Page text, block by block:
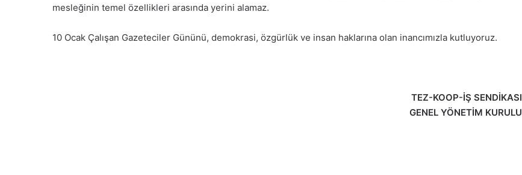
mesleğinin temel özellikleri arasında yerini alamaz.
10 Ocak Çalışan Gazeteciler Gününü, demokrasi, özgürlük ve insan haklarına olan inancımızla kutluyoruz.
TEZ-KOOP-İŞ SENDİKASI
GENEL YÖNETİM KURULU